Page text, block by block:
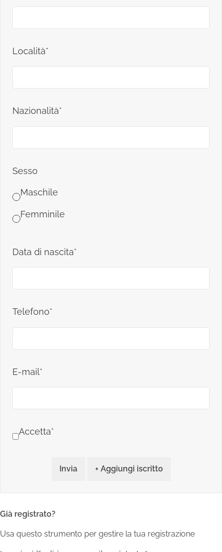
Località*
Nazionalità*
Sesso
Maschile
Femminile
Data di nascita*
Telefono*
E-mail*
Accetta*
Invia + Aggiungi iscritto
Già registrato?
Usa questo strumento per gestire la tua registrazione